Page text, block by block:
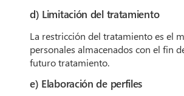
d) Limitación del tratamiento
La restricción del tratamiento es el
personales almacenados con el fin
futuro tratamiento.
e) Elaboración de perfiles